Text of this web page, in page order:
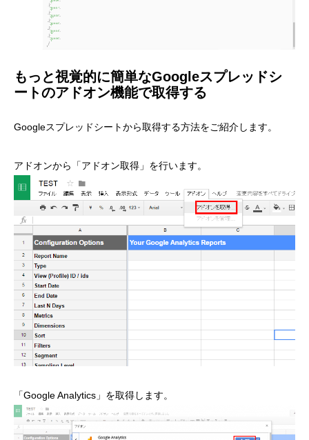
もっと視覚的に簡単なGoogleスプレッドシ
ートのアドオン機能で取得する
Googleスプレッドシートから取得する方法をご紹介します。
アドオンから「アドオン取得」を行います。
「Google Analytics」を取得します。